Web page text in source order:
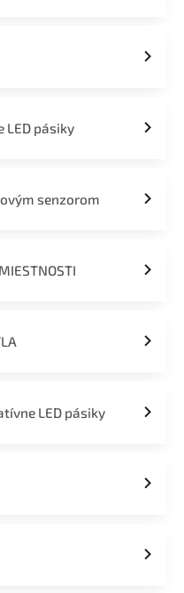
LED pásiky
senzorom
LED pásiky